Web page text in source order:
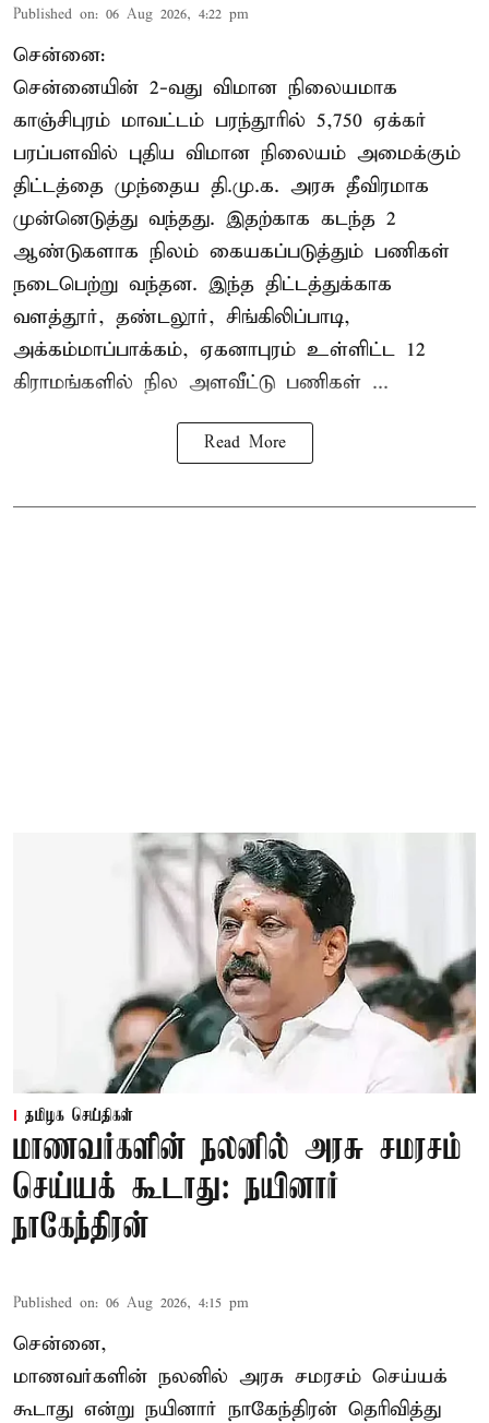
Published on: 06 Aug 2026, 4:22 pm
சென்னை:
சென்னையின் 2-வது விமான நிலையமாக
காஞ்சிபுரம் மாவட்டம் பரந்தூரில் 5,750 ஏக்கர்
பரப்பளவில் புதிய விமான நிலையம் அமைக்கும்
திட்டத்தை முந்தைய தி.மு.க. அரசு தீவிரமாக
முன்னெடுத்து வந்தது. இதற்காக கடந்த 2
ஆண்டுகளாக நிலம் கையகப்படுத்தும் பணிகள்
நடைபெற்று வந்தன. இந்த திட்டத்துக்காக
வளத்தூர், தண்டலூர், சிங்கிலிப்பாடி,
அக்கம்மாப்பாக்கம், ஏகனாபுரம் உள்ளிட்ட 12
கிராமங்களில் நில அளவீட்டு பணிகள் ...
Read More
தமிழக செய்திகள்
மாணவர்களின் நலனில் அரசு சமரசம்
செய்யக் கூடாது: நயினார்
நாகேந்திரன்
Published on: 06 Aug 2026, 4:15 pm
சென்னை,
மாணவர்களின் நலனில் அரசு சமரசம் செய்யக்
கூடாது என்று நயினார் நாகேந்திரன் தெரிவித்து